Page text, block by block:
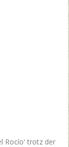
Rocío' trotz der